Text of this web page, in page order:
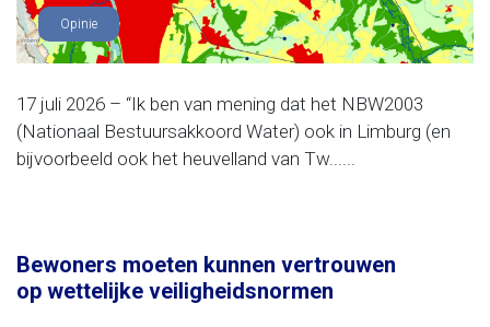
Opinie
17 juli 2026 – “Ik ben van mening dat het NBW2003
(Nationaal Bestuursakkoord Water) ook in Limburg (en
bijvoorbeeld ook het heuvelland van Tw......
Bewoners moeten kunnen vertrouwen
op wettelijke veiligheidsnormen